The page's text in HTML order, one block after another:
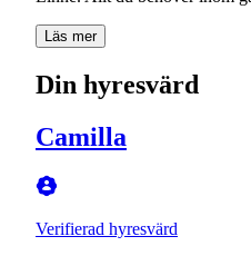
Läs mer
Din hyresvärd
Camilla
Verifierad hyresvärd